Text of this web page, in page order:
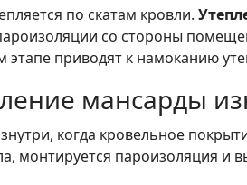
по скатам кровли.
со стороны
приводят к намоканию
мансарды
когда кровельное
монтируется пароизоляция и